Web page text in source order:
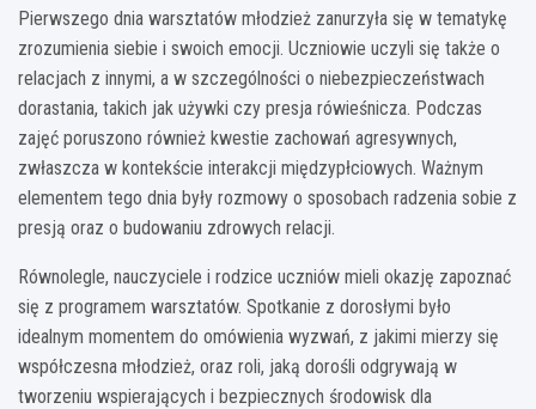
Pierwszego dnia warsztatów młodzież zanurzyła się w tematykę
zrozumienia siebie i swoich emocji. Uczniowie uczyli się także o
relacjach z innymi, a w szczególności o niebezpieczeństwach
dorastania, takich jak używki czy presja rówieśnicza. Podczas
zajęć poruszono również kwestie zachowań agresywnych,
zwłaszcza w kontekście interakcji międzypłciowych. Ważnym
elementem tego dnia były rozmowy o sposobach radzenia sobie z
presją oraz o budowaniu zdrowych relacji.
Równolegle, nauczyciele i rodzice uczniów mieli okazję zapoznać
się z programem warsztatów. Spotkanie z dorosłymi było
idealnym momentem do omówienia wyzwań, z jakimi mierzy się
współczesna młodzież, oraz roli, jaką dorośli odgrywają w
tworzeniu wspierających i bezpiecznych środowisk dla